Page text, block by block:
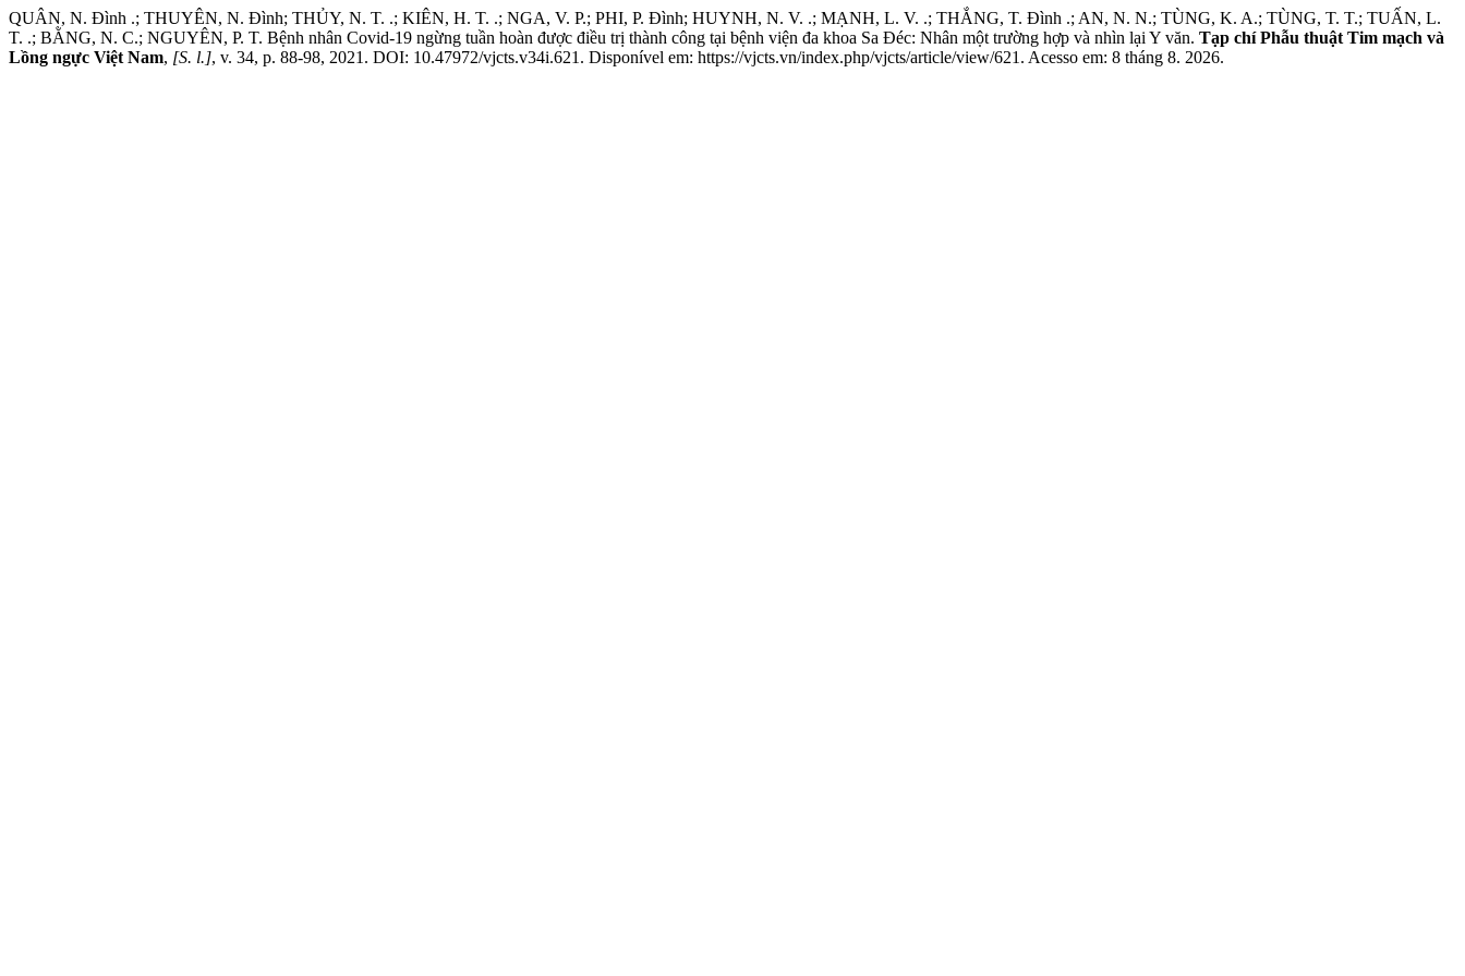
QUÂN, N. Đình .; THUYÊN, N. Đình; THỦY, N. T. .; KIÊN, H. T. .; NGA, V. P.; PHI, P. Đình; HUYNH, N. V. .; MẠNH, L. V. .; THẮNG, T. Đình .; AN, N. N.; TÙNG, K. A.; TÙNG, T. T.; TUẤN, L.
T. .; BẰNG, N. C.; NGUYÊN, P. T. Bệnh nhân Covid-19 ngừng tuần hoàn được điều trị thành công tại bệnh viện đa khoa Sa Đéc: Nhân một trường hợp và nhìn lại Y văn. Tạp chí Phẫu thuật Tim mạch và
Lồng ngực Việt Nam, [S. l.], v. 34, p. 88-98, 2021. DOI: 10.47972/vjcts.v34i.621. Disponível em: https://vjcts.vn/index.php/vjcts/article/view/621. Acesso em: 8 tháng 8. 2026.